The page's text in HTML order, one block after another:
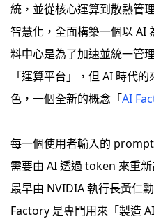
統，並從核心運算到散熱管
智慧化，全面構築一個以 AI
料中心是為了加速並統一管
「運算平台」，但 AI 時代
色，一個全新的概念「AI
每一個使用者輸入的
需要由 AI 透過 token 來重
最早由 NVIDIA 執行長黃仁
Factory 是專門用來「製造